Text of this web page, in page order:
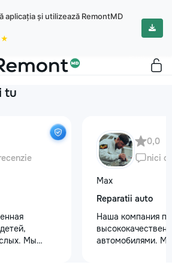
aplicația și utilizează RemontMD
tu
Мы
0,0
nici o
Max
Reparatii auto
Наша компания
автомобилями.